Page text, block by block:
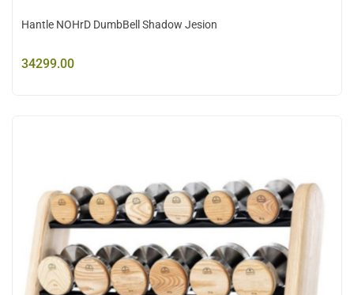
Hantle NOHrD DumbBell Shadow Jesion
34299.00